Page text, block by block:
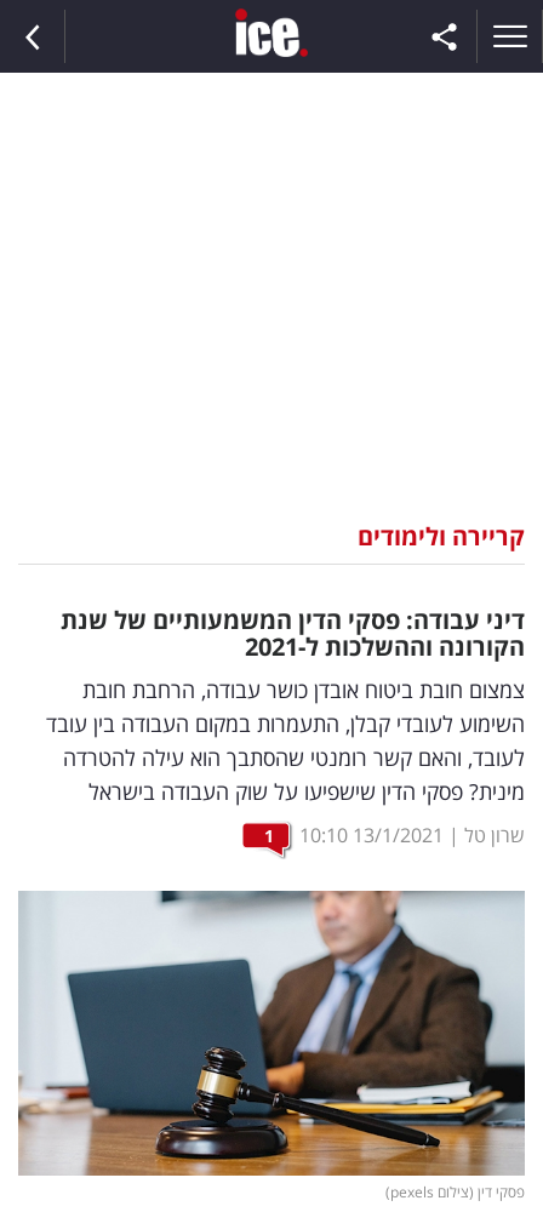
וצרכנות
דיגיטל
וטק
שיווק
ופרסום
משפט
מדדים
דעות
רכילות
עסקית
קריפטו
ויראלי
קריירה ולימודים
דיני עבודה: פסקי הדין המשמעותיים של שנת
הקורונה וההשלכות ל-2021
צמצום חובת ביטוח אובדן כושר עבודה, הרחבת חובת
השימוע לעובדי קבלן, התעמרות במקום העבודה בין עובד
לעובד, והאם קשר רומנטי שהסתבך הוא עילה להטרדה
מינית? פסקי הדין שישפיעו על שוק העבודה בישראל
שרון טל |
13/1/2021
10:10
1
פסקי דין (צילום pexels)